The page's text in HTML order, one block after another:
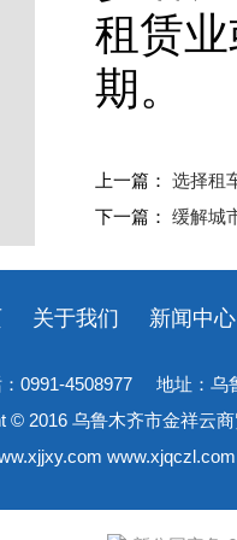
租赁
期。
上一篇： 选择租
下一篇： 缓解城
关于我们 新闻中心
0991-4508977 地址：乌
© 2016 乌鲁木齐市金祥云